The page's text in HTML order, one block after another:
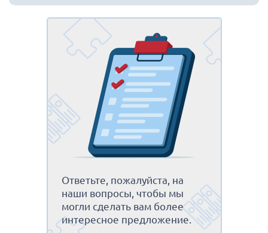
Ответьте, пожалуйста, на
наши вопросы, чтобы мы
могли сделать вам более
интересное предложение.